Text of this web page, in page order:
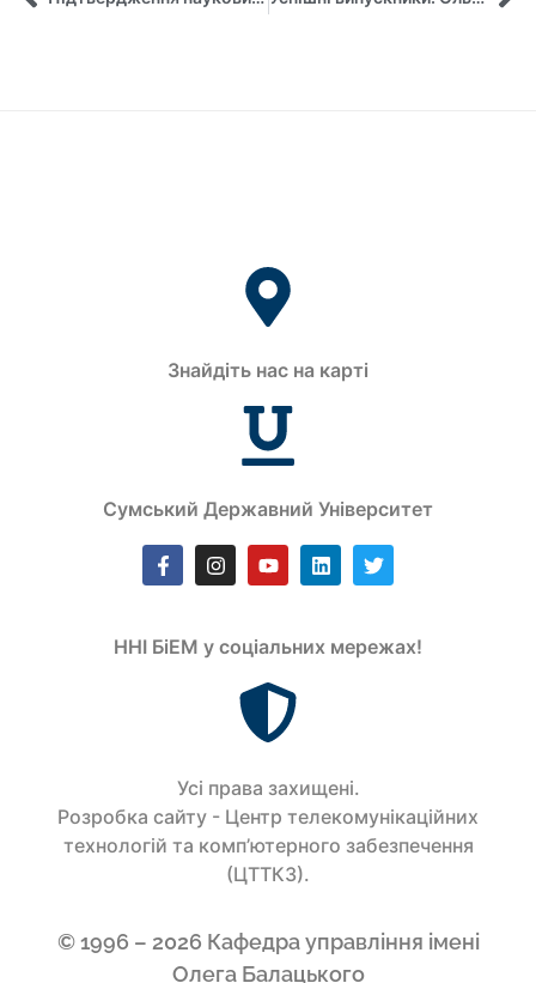
Знайдіть нас на карті
Сумський Державний Університет
ННІ БіЕМ у соціальних мережах!
Усi права захищенi.
Розробка сайту - Центр телекомунікаційних
технологій та комп’ютерного забезпечення
(ЦТТКЗ).
© 1996 – 2026 Кафедра управління імені
Олега Балацького